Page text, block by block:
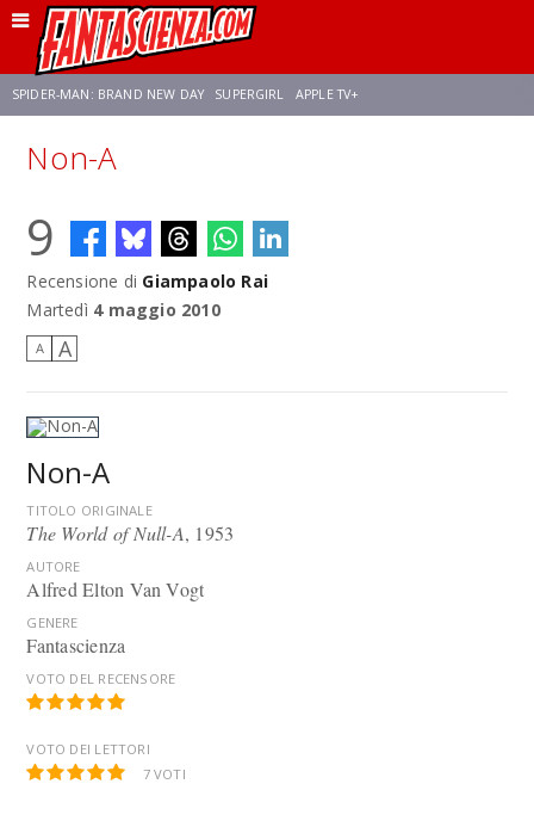
SPIDER-MAN: BRAND NEW DAY SUPERGIRL APPLE TV+
FRANCO RICCIARDIELLO
NETFLIX SADIE SINK STAR TREK: STRANGE NEW WORLDS
Non-A
9
Recensione di Giampaolo Rai
Martedì 4 maggio 2010
A A
Non-A
TITOLO ORIGINALE
The World of Null-A, 1953
AUTORE
Alfred Elton Van Vogt
GENERE
Fantascienza
VOTO DEL RECENSORE
VOTO DEI LETTORI
7VOTI